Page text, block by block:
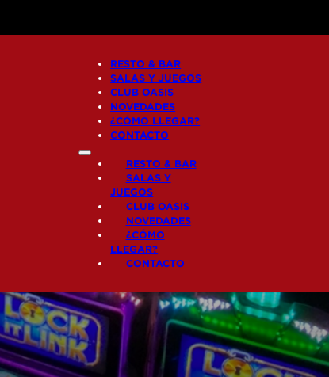
RESTO & BAR
SALAS Y JUEGOS
CLUB OASIS
NOVEDADES
¿CÓMO LLEGAR?
CONTACTO
RESTO & BAR
SALAS Y
JUEGOS
CLUB OASIS
NOVEDADES
¿CÓMO
LLEGAR?
CONTACTO